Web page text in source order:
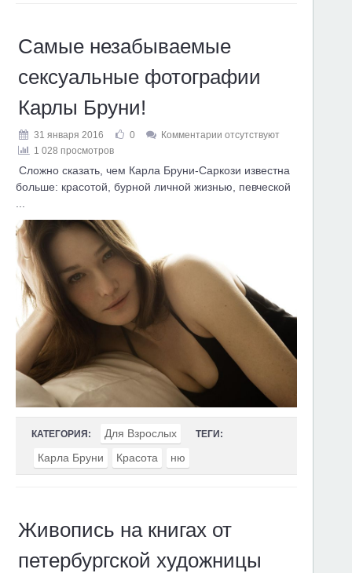
Самые незабываемые
сексуальные фотографии
Карлы Бруни!
31 января 2016 0
Комментарии отсутствуют
1 028 просмотров
Сложно сказать, чем Карла Бруни-Саркози известна
больше: красотой, бурной личной жизнью, певческой
...
КАТЕГОРИЯ: Для Взрослых ТЕГИ:
Карла Бруни Красота ню
Живопись на книгах от
петербургской художницы